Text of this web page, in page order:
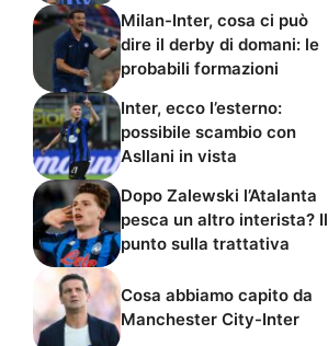
Milan-Inter, cosa ci può
dire il derby di domani: le
probabili formazioni
Inter, ecco l’esterno:
possibile scambio con
Asllani in vista
Dopo Zalewski l’Atalanta
pesca un altro interista? Il
punto sulla trattativa
Cosa abbiamo capito da
Manchester City-Inter